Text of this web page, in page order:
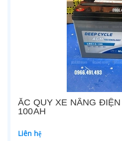
ẮC QUY XE NÂNG
100AH
Liên hệ